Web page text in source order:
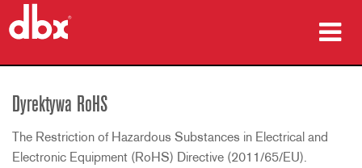
gdzie kupić
Dyrektywa RoHS
The Restriction of Hazardous Substances in Electrical and
Electronic Equipment (RoHS) Directive (2011/65/EU).